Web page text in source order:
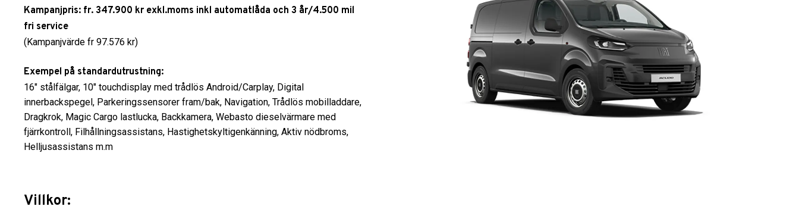
Kampanjpris: fr. 347.900 kr exkl.moms inkl automatlåda och 3 år/4.500 mil
fri service
(Kampanjvärde fr 97.576 kr)
Exempel på standardutrustning:
16″ stålfälgar, 10″ touchdisplay med trådlös Android/Carplay, Digital
innerbackspegel, Parkeringssensorer fram/bak, Navigation, Trådlös mobilladdare,
Dragkrok, Magic Cargo lastlucka, Backkamera, Webasto dieselvärmare med
fjärrkontroll, Filhållningsassistans, Hastighetskyltigenkänning, Aktiv nödbroms,
Helljusassistans m.m
Villkor: